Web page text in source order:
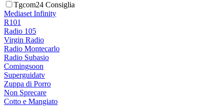
Tgcom24 Consiglia
Mediaset Infinity
R101
Radio 105
Virgin Radio
Radio Montecarlo
Radio Subasio
Comingsoon
Superguidatv
Zuppa di Porro
Non Sprecare
Cotto e Mangiato